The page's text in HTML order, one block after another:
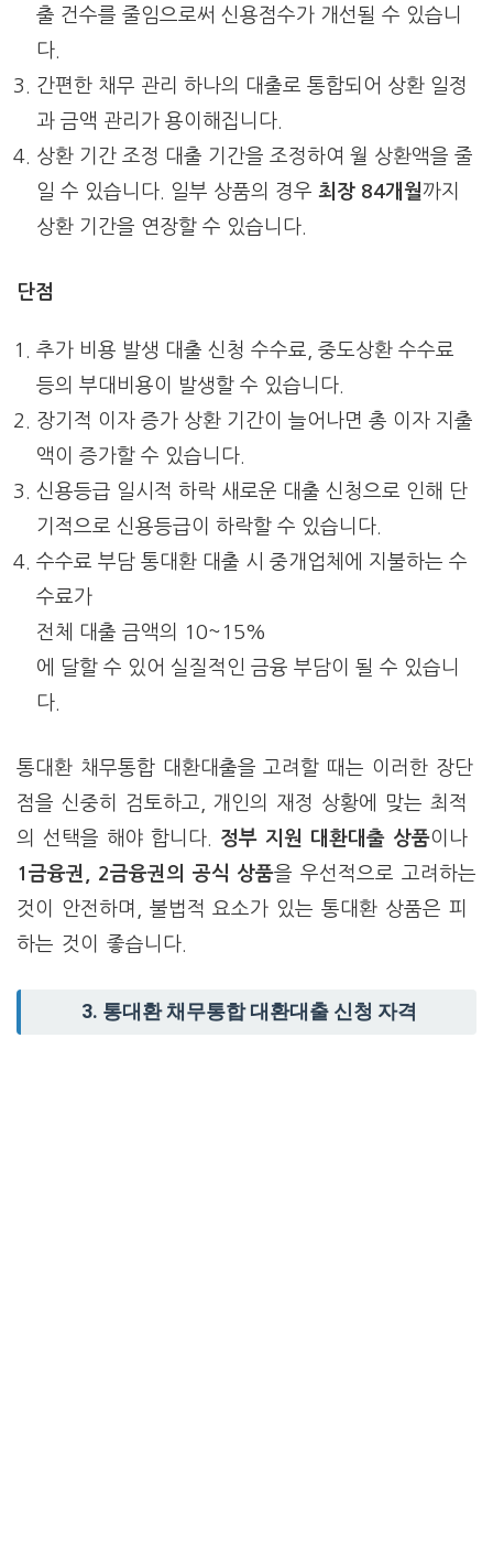
출 건수를 줄임으로써 신용점수가 개선될 수 있습니
다.
간편한 채무 관리 하나의 대출로 통합되어 상환 일정
과 금액 관리가 용이해집니다.
상환 기간 조정 대출 기간을 조정하여 월 상환액을 줄
일 수 있습니다. 일부 상품의 경우 최장 84개월까지
상환 기간을 연장할 수 있습니다.
단점
추가 비용 발생 대출 신청 수수료, 중도상환 수수료
등의 부대비용이 발생할 수 있습니다.
장기적 이자 증가 상환 기간이 늘어나면 총 이자 지출
액이 증가할 수 있습니다.
신용등급 일시적 하락 새로운 대출 신청으로 인해 단
기적으로 신용등급이 하락할 수 있습니다.
수수료 부담 통대환 대출 시 중개업체에 지불하는 수
수료가
전체 대출 금액의 10~15%
에 달할 수 있어 실질적인 금융 부담이 될 수 있습니
다.
통대환 채무통합 대환대출을 고려할 때는 이러한 장단
점을 신중히 검토하고, 개인의 재정 상황에 맞는 최적
의 선택을 해야 합니다. 정부 지원 대환대출 상품이나
1금융권, 2금융권의 공식 상품을 우선적으로 고려하는
것이 안전하며, 불법적 요소가 있는 통대환 상품은 피
하는 것이 좋습니다.
3. 통대환 채무통합 대환대출 신청 자격